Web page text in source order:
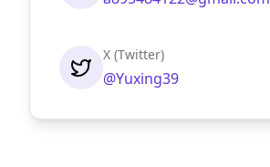
X (Twitter)
@Yuxing39